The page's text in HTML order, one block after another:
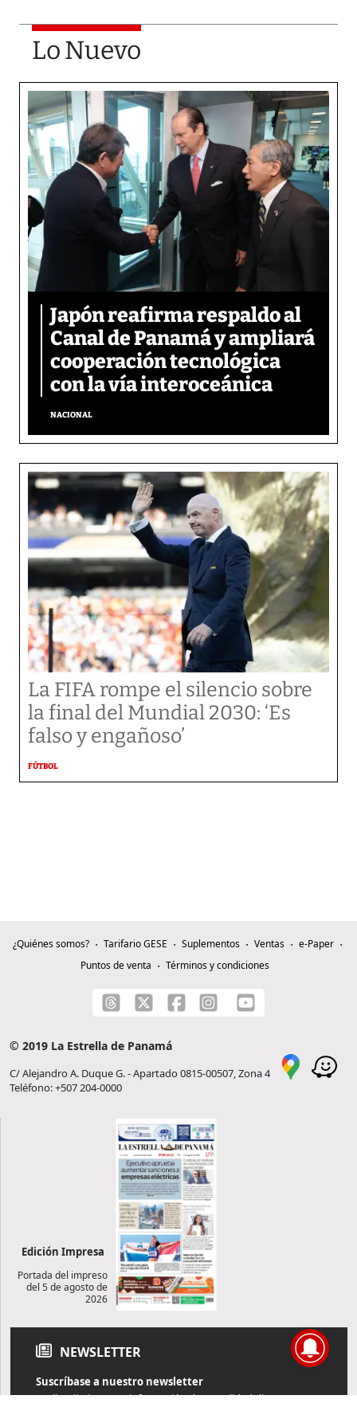
Lo Nuevo
Japón reafirma respaldo al
Canal de Panamá y ampliará
cooperación tecnológica
con la vía interoceánica
NACIONAL
La FIFA rompe el silencio sobre
la final del Mundial 2030: ‘Es
falso y engañoso’
FÚTBOL
¿Quiénes somos? Tarifario GESE Suplementos Ventas
e-Paper
Puntos de venta
Términos y condiciones
© 2019 La Estrella de Panamá
C/ Alejandro A. Duque G. - Apartado 0815-00507, Zona 4
Teléfono: +507 204-0000
Edición Impresa
Portada del impreso
del 5 de agosto de
2026
NEWSLETTER
Suscríbase a nuestro newsletter
Reciba diariamente información de actualidad directamente en